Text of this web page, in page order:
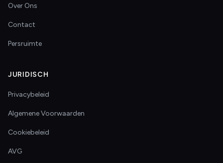
Over Ons
Contact
Persruimte
JURIDISCH
Privacybeleid
Algemene Voorwaarden
Cookiebeleid
AVG